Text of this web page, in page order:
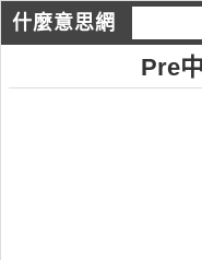
什麼意思網
Pre